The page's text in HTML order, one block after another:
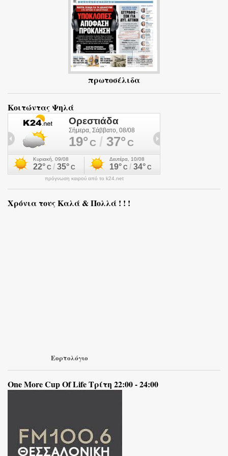
πρωτοσέλιδα
Κοιτώντας Ψηλά
πρόγνωση καιρού από το k24.net
Χρόνια τους Καλά & Πολλά ! ! !
Εορτολόγιο
One More Cup Of Life Τρίτη 22:00 - 24:00